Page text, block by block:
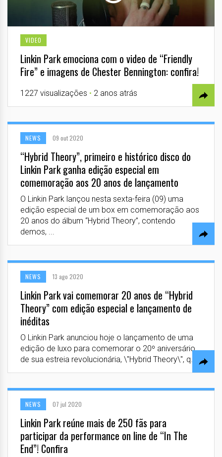
VIDEO
Linkin Park emociona com o video de “Friendly
Fire” e imagens de Chester Bennington: confira!
1227 visualizações • 2 anos atrás
NEWS 09 out 2020
“Hybrid Theory”, primeiro e histórico disco do
Linkin Park ganha edição especial em
comemoração aos 20 anos de lançamento
O Linkin Park lançou nesta sexta-feira (09) uma
edição especial de um box em comemoração aos
20 anos do álbum “Hybrid Theory”, contendo
demos, ...
NEWS 13 ago 2020
Linkin Park vai comemorar 20 anos de “Hybrid
Theory” com edição especial e lançamento de
inéditas
O Linkin Park anunciou hoje o lançamento de uma
edição de luxo para comemorar o 20º aniversário
de sua estreia revolucionária, \"Hybrid Theory\", q...
NEWS 07 jul 2020
Linkin Park reúne mais de 250 fãs para
participar da performance on line de “In The
End”! Confira